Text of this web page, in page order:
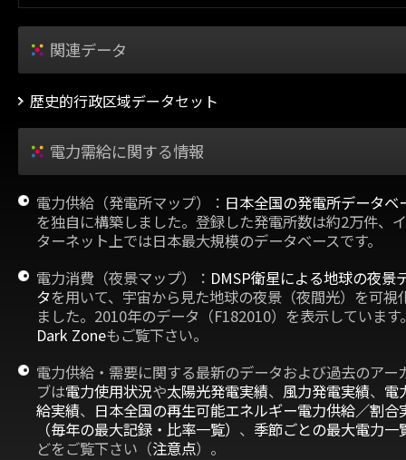
関連データ
歴史的行政区域データセット
電力需給に関する情報
電力供給（発電所マップ）： 日本全国の発電所データベ
を独自に構築しました。登録した発電所数は約2万件、
ターネット上では日本最大規模のデータベースです。
電力消費（夜景マップ）： DMSP衛星による地球の夜景
タを用いて、宇宙から見た地球の夜景（夜間光）を可視
ました。2010年のデータ（F182010）を表示しています
Dark Zoneもご覧下さい。
電力供給・需要に関する最新のデータおよび過去のアー
ブは電力使用状況や太陽光発電実績、 風力発電実績、 電
給実績、 日本全国の再生可能エネルギー電力供給／割合
（毎年の最大記録・比率一覧） 、 季節ごとの最大電力一
どをご覧下さい（注意点）。